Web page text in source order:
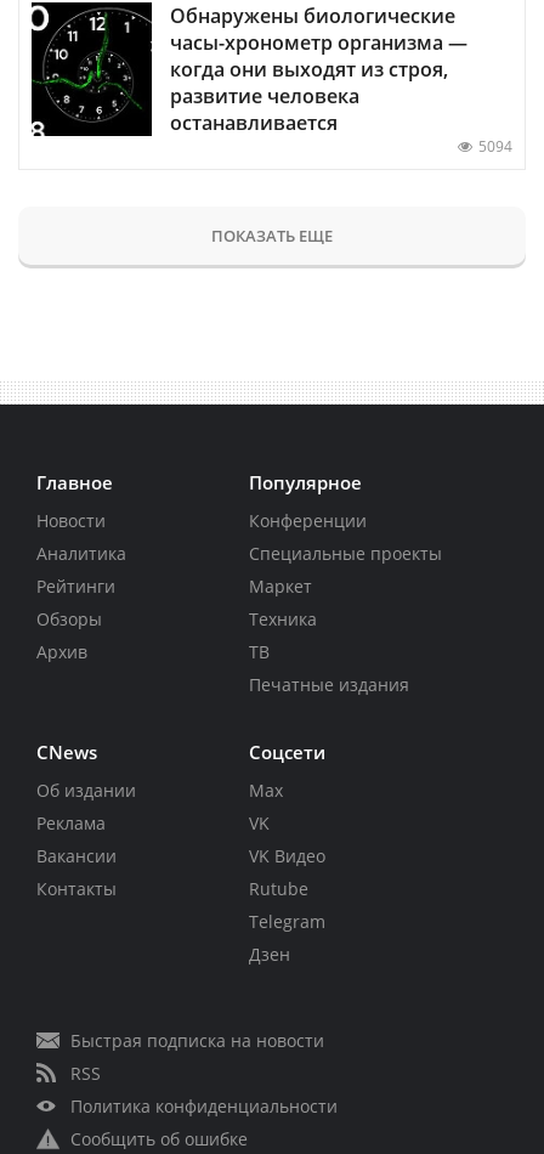
Обнаружены биологические
часы-хронометр организма —
когда они выходят из строя,
развитие человека
останавливается
5094
ПОКАЗАТЬ ЕЩЕ
Главное
Новости
Аналитика
Рейтинги
Обзоры
Архив
Популярное
Конференции
Специальные проекты
Маркет
Техника
ТВ
Печатные издания
CNews
Об издании
Реклама
Вакансии
Контакты
Соцсети
Max
VK
VK Видео
Rutube
Telegram
Дзен
Быстрая подписка на новости
RSS
Политика конфиденциальности
Сообщить об ошибке